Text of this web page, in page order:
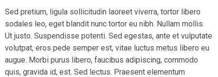
Sed pretium, ligula sollicitudin laoreet viverra, tortor libero
sodales leo, eget blandit nunc tortor eu nibh. Nullam mollis.
Ut justo. Suspendisse potenti. Sed egestas, ante et vulputate
volutpat, eros pede semper est, vitae luctus metus libero eu
augue. Morbi purus libero, faucibus adipiscing, commodo
quis, gravida id, est. Sed lectus. Praesent elementum